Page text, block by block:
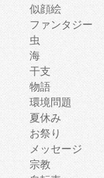
似顔絵
ファンタジー
虫
海
干支
物語
環境問題
夏休み
お祭り
メッセージ
宗教